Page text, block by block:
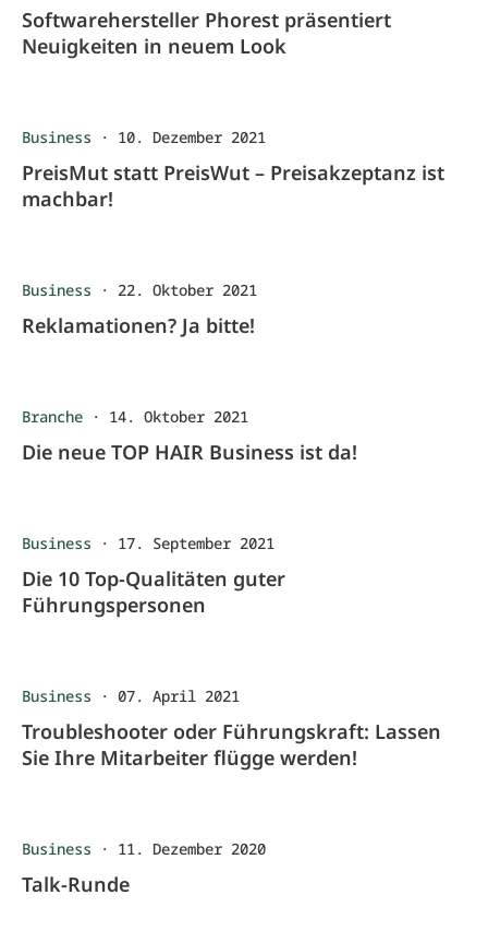
Softwarehersteller Phorest präsentiert
Neuigkeiten in neuem Look
Business · 10. Dezember 2021
PreisMut statt PreisWut – Preisakzeptanz ist
machbar!
Business · 22. Oktober 2021
Reklamationen? Ja bitte!
Branche · 14. Oktober 2021
Die neue TOP HAIR Business ist da!
Business · 17. September 2021
Die 10 Top-Qualitäten guter
Führungspersonen
Business · 07. April 2021
Troubleshooter oder Führungskraft: Lassen
Sie Ihre Mitarbeiter flügge werden!
Business · 11. Dezember 2020
Talk-Runde